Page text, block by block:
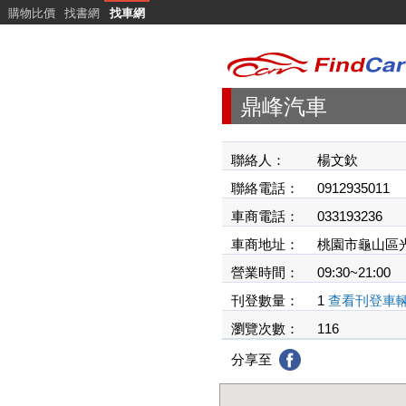
購物比價 找書網 找車網
鼎峰汽車
聯絡人：
楊文欽
聯絡電話：
0912935011
車商電話：
033193236
車商地址：
桃園市龜山區
營業時間：
09:30~21:00
刊登數量：
1 查看刊登車
瀏覽次數：
116
分享至